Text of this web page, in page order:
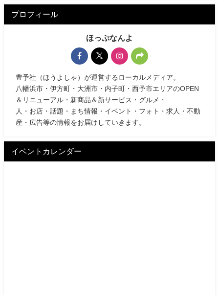
プロフィール
ほっぷなんよ
豊予社（ほうよしゃ）が運営するローカルメディア。
八幡浜市・伊方町・大洲市・内子町・西予市エリアのOPEN
＆リニューアル・新商品＆新サービス・グルメ・
人・お店・話題・まち情報・イベント・フォト・求人・不動
産・広告等の情報をお届けしていきます。
イベントカレンダー